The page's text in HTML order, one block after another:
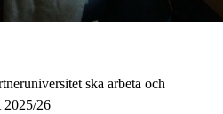
ska arbeta och
2025/26